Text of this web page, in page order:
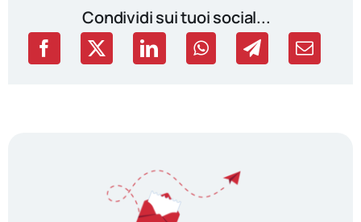
Condividi sui tuoi social...